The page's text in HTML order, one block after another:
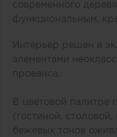
современного
функциональным,
Интерьер решен в
элементами
прованса.
В цветовой палитре
(гостиной,
бежевых тонов